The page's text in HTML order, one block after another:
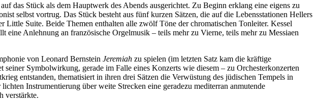
das Stück als dem Hauptwerk des Abends ausgerichtet. Zu Beginn erklang eine eigens zu
selbst vortrug. Das Stück besteht aus fünf kurzen Sätzen, die auf die Lebensstationen Hellers
Suite. Beide Themen enthalten alle zwölf Töne der chromatischen Tonleiter. Kessel
Anlehnung an französische Orgelmusik – teils mehr zu Vierne, teils mehr zu Messiaen
von Leonard Bernstein Jeremiah zu spielen (im letzten Satz kam die kräftige
Symbolwirkung, gerade im Falle eines Konzerts wie diesem – zu Orchesterkonzerten
entstanden, thematisiert in ihren drei Sätzen die Verwüstung des jüdischen Tempels in
Instrumentierung über weite Strecken eine geradezu mediterran anmutende
verstärkte.